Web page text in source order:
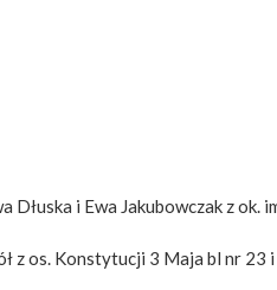
Dłuska i Ewa Jakubowczak z
z os. Konstytucji 3 Maja bl nr 23